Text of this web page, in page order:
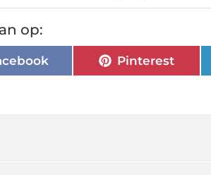
op:
Pinterest